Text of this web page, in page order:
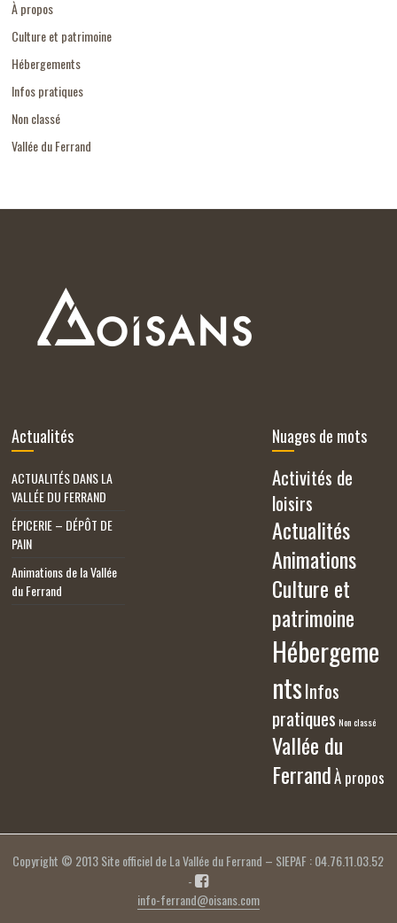
À propos
Culture et patrimoine
Hébergements
Infos pratiques
Non classé
Vallée du Ferrand
Actualités
ACTUALITÉS DANS LA
VALLÉE DU FERRAND
ÉPICERIE – DÉPÔT DE
PAIN
Animations de la Vallée
du Ferrand
Nuages de mots
Activités de
loisirs
Actualités
Animations
Culture et
patrimoine
Hébergeme
ntsInfos
pratiques Non classé
Vallée du
FerrandÀ propos
Copyright © 2013 Site officiel de La Vallée du Ferrand – SIEPAF : 04.76.11.03.52
-
info-ferrand@oisans.com